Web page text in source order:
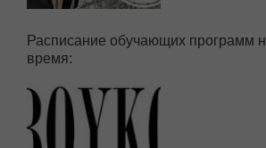
Расписание обучающих программ
время: